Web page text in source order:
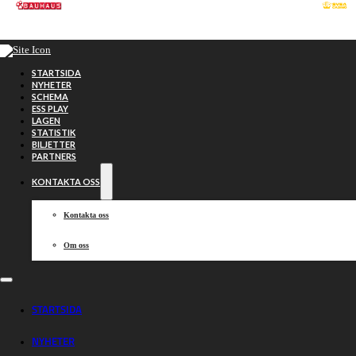
Hoppa till huvudinnehåll
STARTSIDA
NYHETER
SCHEMA
ESS PLAY
LAGEN
STATISTIK
BILJETTER
PARTNERS
KONTAKTA OSS
Kontakta oss
Om oss
STARTSIDA
NYHETER
Västervik vill